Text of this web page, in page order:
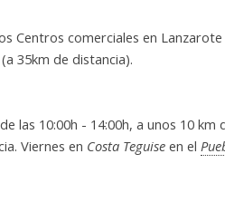
Centros comerciales en
(a 35km de distancia).
las 10:00h - 14:00h, a unos 10
Viernes en Costa Teguise en el